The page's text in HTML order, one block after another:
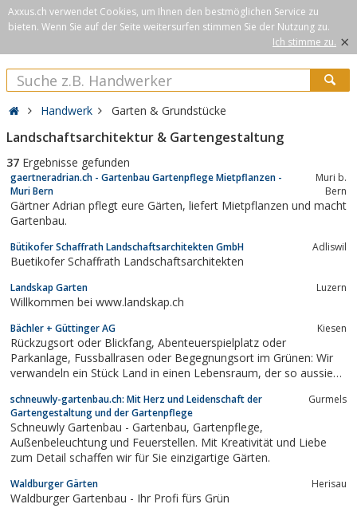
Axxus.ch verwendet Cookies, um Ihnen den bestmöglichen Service zu
bieten. Wenn Sie auf der Seite weitersurfen stimmen Sie der Nutzung zu.
Ich stimme zu. ×
Handwerk Garten & Grundstücke
Landschaftsarchitektur & Gartengestaltung
37 Ergebnisse gefunden
gaertneradrian.ch - Gartenbau Gartenpflege Mietpflanzen -
Muri Bern
Muri b.
Bern
Gärtner Adrian pflegt eure Gärten, liefert Mietpflanzen und macht
Gartenbau.
Bütikofer Schaffrath Landschaftsarchitekten GmbH Adliswil
Buetikofer Schaffrath Landschaftsarchitekten
Landskap Garten Luzern
Willkommen bei www.landskap.ch
Bächler + Güttinger AG Kiesen
Rückzugsort oder Blickfang, Abenteuerspielplatz oder
Parkanlage, Fussballrasen oder Begegnungsort im Grünen: Wir
verwandeln ein Stück Land in einen Lebensraum, der so aussieht
genussreiche, freie Zeit schenken. Dafür sind wir da, das ist
unser Handwerk.
schneuwly-gartenbau.ch: Mit Herz und Leidenschaft der
Gartengestaltung und der Gartenpflege
Gurmels
Schneuwly Gartenbau - Gartenbau, Gartenpflege,
Außenbeleuchtung und Feuerstellen. Mit Kreativität und Liebe
zum Detail schaffen wir für Sie einzigartige Gärten.
Waldburger Gärten Herisau
Waldburger Gartenbau - Ihr Profi fürs Grün